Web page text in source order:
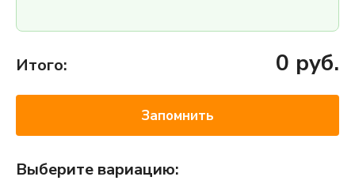
Итого: 0 руб.
Запомнить
Выберите вариацию: